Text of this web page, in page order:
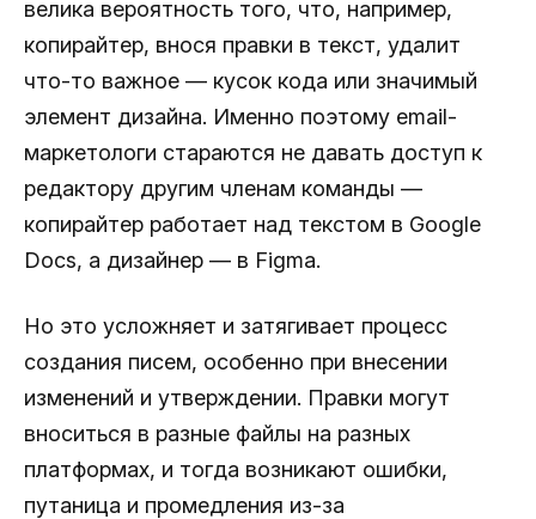
велика вероятность того, что, например,
копирайтер, внося правки в текст, удалит
что-то важное — кусок кода или значимый
элемент дизайна. Именно поэтому email-
маркетологи стараются не давать доступ к
редактору другим членам команды —
копирайтер работает над текстом в Google
Docs, а дизайнер — в Figma.
Но это усложняет и затягивает процесс
создания писем, особенно при внесении
изменений и утверждении. Правки могут
вноситься в разные файлы на разных
платформах, и тогда возникают ошибки,
путаница и промедления из-за